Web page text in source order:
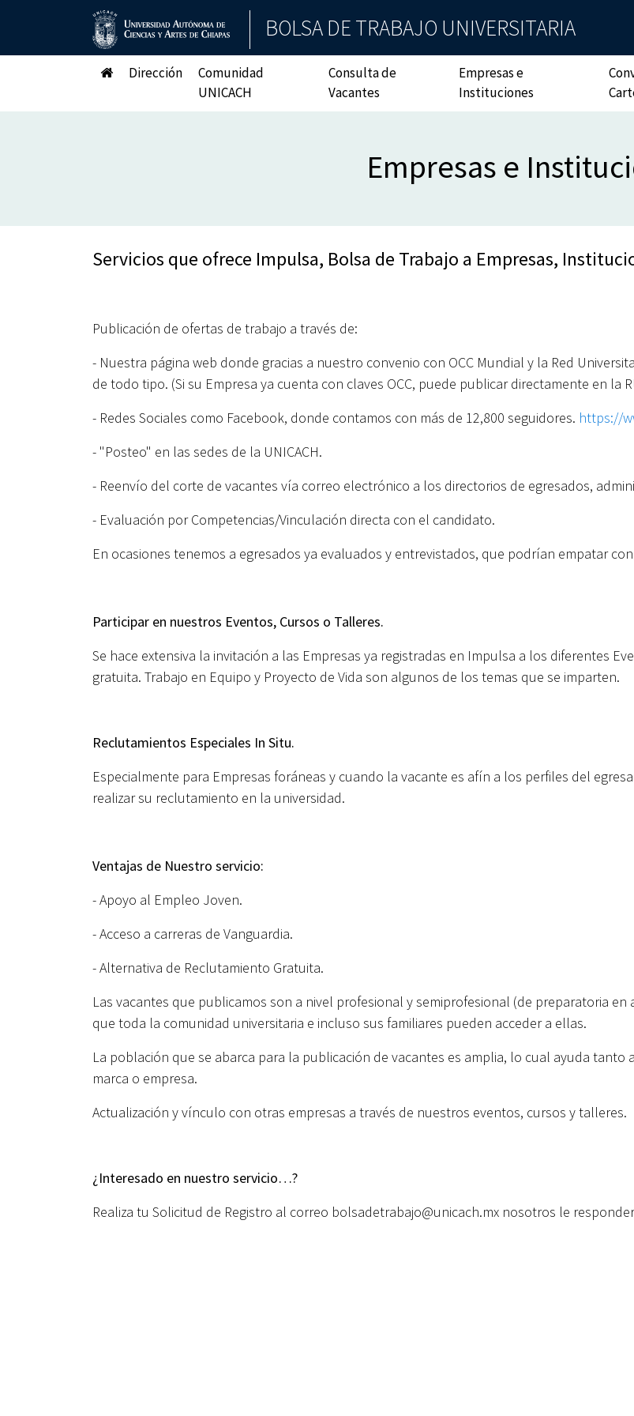
BOLSA DE TRABAJO UNIVERSITARIA
Dirección
Comunidad
UNICACH
Consulta de
Vacantes
Empresas e
Instituciones
Empresas e
Servicios que ofrece Impulsa, Bolsa de Trabajo a Empresas,
Publicación de ofertas de trabajo a través de:
- Nuestra página web donde gracias a nuestro convenio con OCC Mundial y la Red
de todo tipo. (Si su Empresa ya cuenta con claves OCC, puede publicar directamente en la
- Redes Sociales como Facebook, donde contamos con más de 12,800 seguidores. https://
- "Posteo" en las sedes de la UNICACH.
- Reenvío del corte de vacantes vía correo electrónico a los directorios de egresados,
- Evaluación por Competencias/Vinculación directa con el candidato.
En ocasiones tenemos a egresados ya evaluados y entrevistados, que podrían empatar
Participar en nuestros Eventos, Cursos o Talleres.
Se hace extensiva la invitación a las Empresas ya registradas en Impulsa a los diferentes
gratuita. Trabajo en Equipo y Proyecto de Vida son algunos de los temas que se imparten.
Reclutamientos Especiales In Situ.
Especialmente para Empresas foráneas y cuando la vacante es afín a los perfiles del
realizar su reclutamiento en la universidad.
Ventajas de Nuestro servicio:
- Apoyo al Empleo Joven.
- Acceso a carreras de Vanguardia.
- Alternativa de Reclutamiento Gratuita.
Las vacantes que publicamos son a nivel profesional y semiprofesional (de preparatoria en
que toda la comunidad universitaria e incluso sus familiares pueden acceder a ellas.
La población que se abarca para la publicación de vacantes es amplia, lo cual ayuda
marca o empresa.
Actualización y vínculo con otras empresas a través de nuestros eventos, cursos y talleres.
¿Interesado en nuestro servicio…?
Realiza tu Solicitud de Registro al correo bolsadetrabajo@unicach.mx nosotros le